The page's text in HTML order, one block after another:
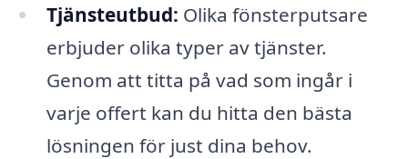
Tjänsteutbud: Olika fönsterputsare
erbjuder olika typer av tjänster.
Genom att titta på vad som ingår i
varje offert kan du hitta den bästa
lösningen för just dina behov.